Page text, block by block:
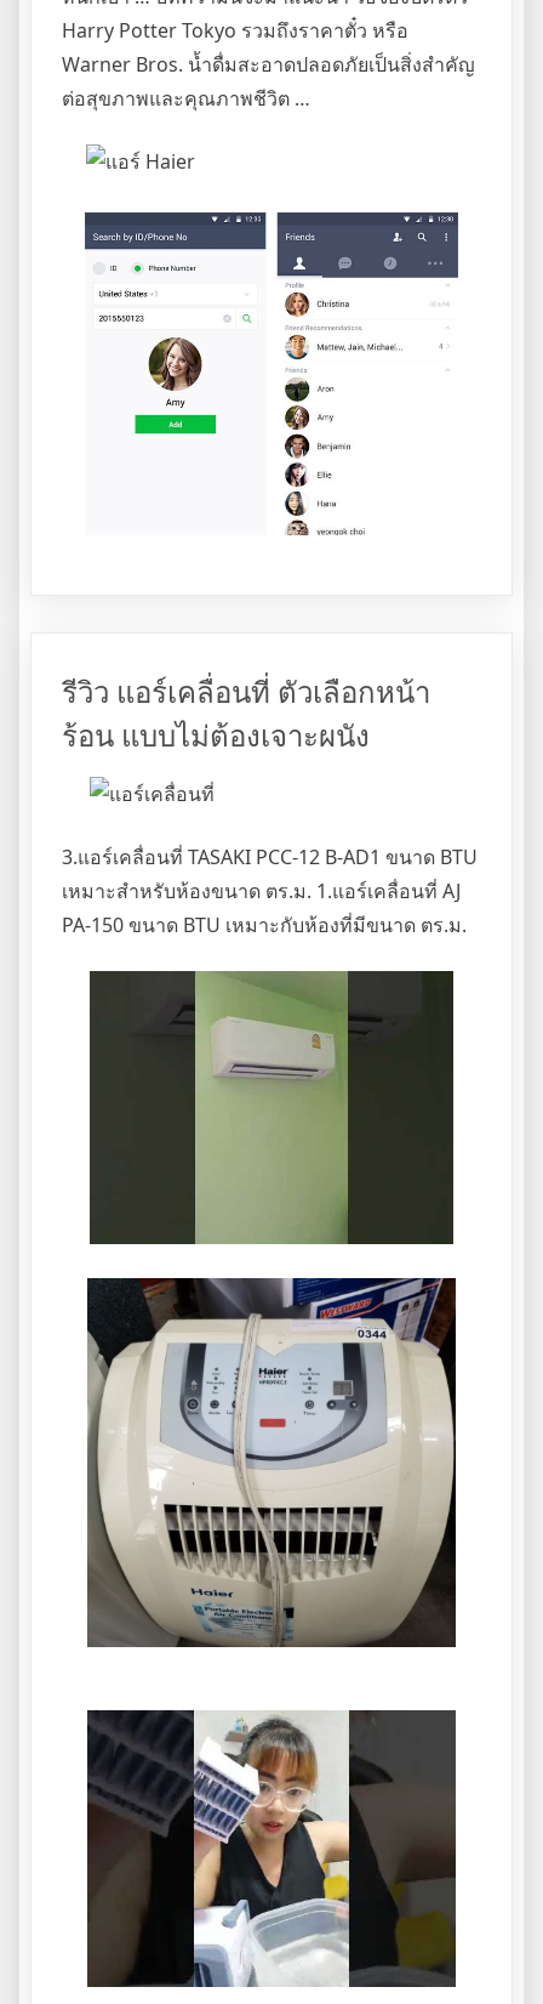
Harry Potter Tokyo รวมถึงราคาตั๋ว หรือ
Warner Bros. น้ำดื่มสะอาดปลอดภัยเป็นสิ่งสำคัญ
ต่อสุขภาพและคุณภาพชีวิต …
รีวิว แอร์เคลื่อนที่ ตัวเลือกหน้า
ร้อน แบบไม่ต้องเจาะผนัง
3.แอร์เคลื่อนที่ TASAKI PCC-12 B-AD1 ขนาด BTU
เหมาะสำหรับห้องขนาด ตร.ม. 1.แอร์เคลื่อนที่ AJ
PA-150 ขนาด BTU เหมาะกับห้องที่มีขนาด ตร.ม.